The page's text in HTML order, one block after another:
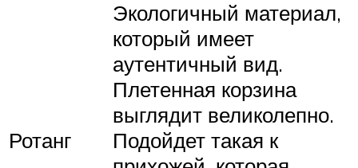
Ротанг
Экологичный материал,
который имеет
аутентичный вид.
Плетенная корзина
выглядит великолепно.
Подойдет такая к